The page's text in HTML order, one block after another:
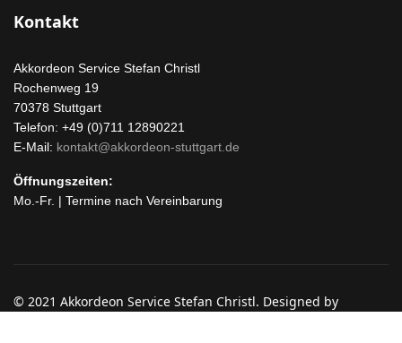
Kontakt
Akkordeon Service Stefan Christl
Rochenweg 19
70378 Stuttgart
Telefon: +49 (0)711 12890221
E-Mail: kontakt@akkordeon-stuttgart.de
Öffnungszeiten:
Mo.-Fr. | Termine nach Vereinbarung
© 2021 Akkordeon Service Stefan Christl. Designed by